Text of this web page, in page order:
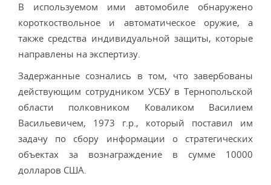
В используемом ими автомобиле обнаружено
короткоствольное и автоматическое оружие, а
также средства индивидуальной защиты, которые
направлены на экспертизу.
Задержанные сознались в том, что завербованы
действующим сотрудником УСБУ в Тернопольской
области полковником Коваликом Василием
Васильевичем, 1973 г.р., который поставил им
задачу по сбору информации о стратегических
объектах за вознаграждение в сумме 10000
долларов США.